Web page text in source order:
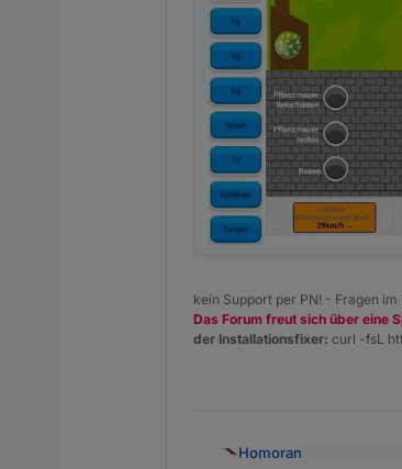
kein Support per PN! - Fragen
Das Forum freut sich über eine
der Installationsfixer: curl -fsL
Homoran